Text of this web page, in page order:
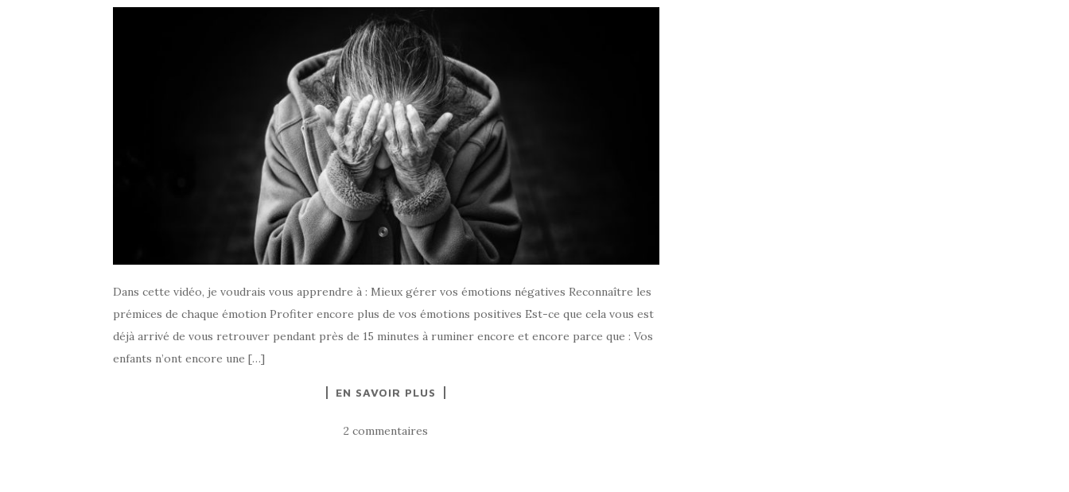
Dans cette vidéo, je voudrais vous apprendre à : Mieux gérer vos émotions négatives Reconnaître les
prémices de chaque émotion Profiter encore plus de vos émotions positives Est-ce que cela vous est
déjà arrivé de vous retrouver pendant près de 15 minutes à ruminer encore et encore parce que : Vos
enfants n’ont encore une […]
EN SAVOIR PLUS
2 commentaires